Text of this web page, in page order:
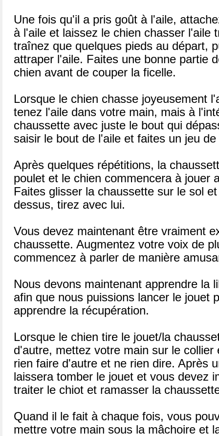
Une fois qu'il a pris goût à l'aile,
à l'aile et laissez le chien chasser l'aile
traînez que quelques pieds au départ,
attraper l'aile. Faites une bonne partie
chien avant de couper la ficelle.
Lorsque le chien chasse joyeusement
tenez l'aile dans votre main, mais à
chaussette avec juste le bout qui
saisir le bout de l'aile et faites un jeu
Après quelques répétitions, la
poulet et le chien commencera à jouer
Faites glisser la chaussette sur le sol
dessus, tirez avec lui.
Vous devez maintenant être vraiment
chaussette. Augmentez votre voix de
commencez à parler de manière
Nous devons maintenant apprendre la
afin que nous puissions lancer le jouet
apprendre la récupération.
Lorsque le chien tire le jouet/la
d'autre, mettez votre main sur le collier
rien faire d'autre et ne rien dire. Après
laissera tomber le jouet et vous devez
traiter le chiot et ramasser la
Quand il le fait à chaque fois, vous
mettre votre main sous la mâchoire et